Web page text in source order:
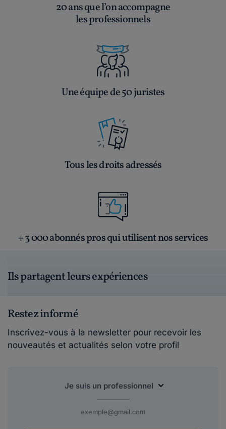
20 ans que l’on accompagne
les professionnels
Une équipe de 50 juristes
Tous les droits adressés
+ 3 000 abonnés pros qui utilisent nos services
Ils partagent leurs expériences
Restez informé
Inscrivez-vous à la newsletter pour recevoir les
nouveautés et actualités selon votre profil